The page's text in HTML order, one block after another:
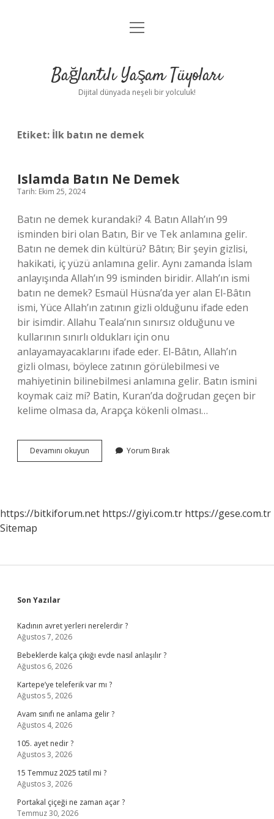
Anasayfa
Yasal Uyarı
menüyü
Bağlantılı Yaşam Tüyoları
Dijital dünyada neşeli bir yolculuk!
Etiket: İlk batın ne demek
Islamda Batın Ne Demek
Tarih: Ekim 25, 2024
Batın ne demek kurandaki? 4. Batın Allah’ın 99
isminden biri olan Batın, Bir ve Tek anlamına gelir.
Batın ne demek din kültürü? Bâtın; Bir şeyin gizlisi,
hakikati, iç yüzü anlamına gelir. Aynı zamanda İslam
anlayışında Allah’ın 99 isminden biridir. Allah’ın ismi
batın ne demek? Esmaül Hüsna’da yer alan El-Bâtın
ismi, Yüce Allah’ın zatının gizli olduğunu ifade eden
bir isimdir. Allahu Teala’nın sınırsız olduğunu ve
kullarının sınırlı oldukları için onu
anlayamayacaklarını ifade eder. El-Bâtın, Allah’ın
gizli olması, böylece zatının görülebilmesi ve
mahiyetinin bilinebilmesi anlamına gelir. Batın ismini
koymak caiz mi? Batin, Kuran’da doğrudan geçen bir
kelime olmasa da, Arapça kökenli olması…
Devamını okuyun Islamda
Batın
Yorum Bırak
https://bitkiforum.net https://giyi.com.tr https://gese.com.tr
Sitemap
Sidebar
Son Yazılar
Kadının avret yerleri nerelerdir ?
Ağustos 7, 2026
Bebeklerde kalça çıkığı evde nasıl anlaşılır ?
Ağustos 6, 2026
Kartepe’ye teleferik var mı ?
Ağustos 5, 2026
Avam sınıfı ne anlama gelir ?
Ağustos 4, 2026
105. ayet nedir ?
Ağustos 3, 2026
15 Temmuz 2025 tatil mi ?
Ağustos 3, 2026
Portakal çiçeği ne zaman açar ?
Temmuz 30, 2026